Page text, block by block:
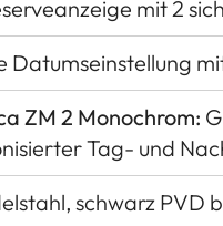
mit 2
Datumseinstellung
ZM 2 Monochrom:
Tag- und
schwarz PVD